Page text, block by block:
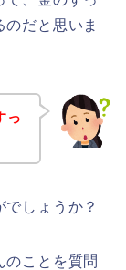
だと思いま
っ
しょうか？
のことを質問